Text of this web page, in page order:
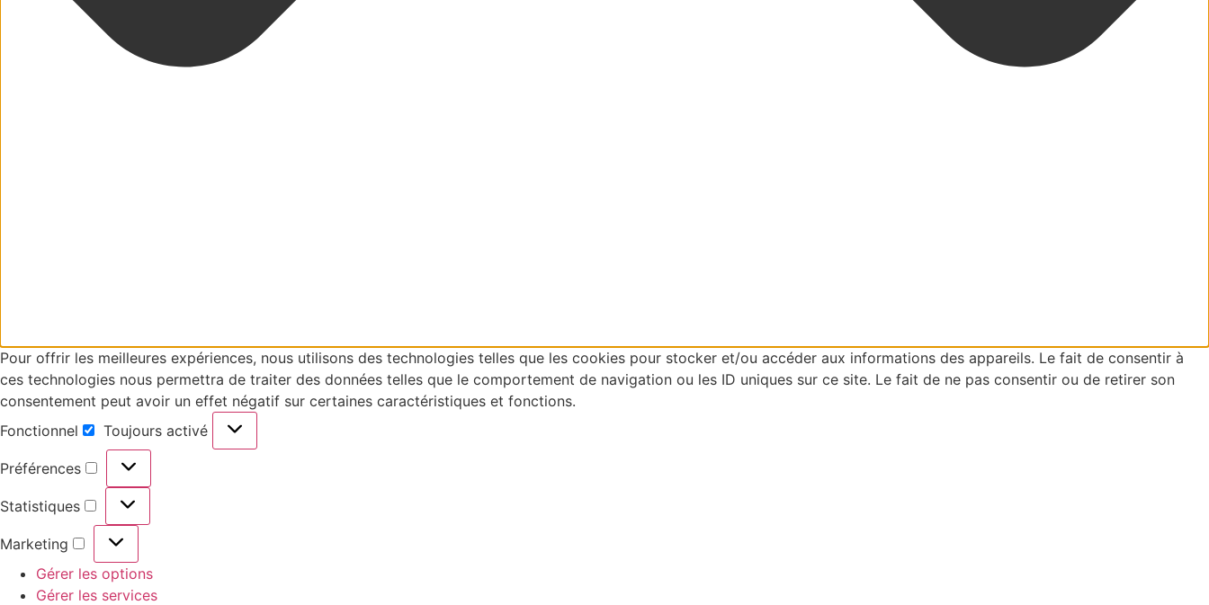
Pour offrir les meilleures expériences, nous utilisons des technologies telles que les cookies pour stocker et/ou accéder aux informations des appareils. Le fait de consentir à
ces technologies nous permettra de traiter des données telles que le comportement de navigation ou les ID uniques sur ce site. Le fait de ne pas consentir ou de retirer son
consentement peut avoir un effet négatif sur certaines caractéristiques et fonctions.
Fonctionnel
Toujours activé
Préférences
Statistiques
Marketing
Gérer les options
Gérer les services